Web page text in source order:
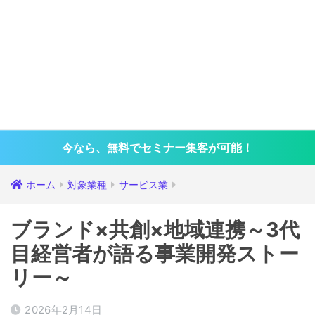
今なら、無料でセミナー集客が可能！
ホーム 対象業種 サービス業
ブランド×共創×地域連携～3代
目経営者が語る事業開発ストー
リー～
2026年2月14日